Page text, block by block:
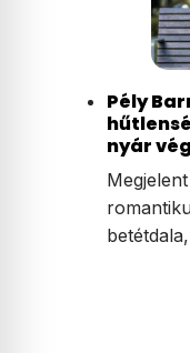
Pély
nyár